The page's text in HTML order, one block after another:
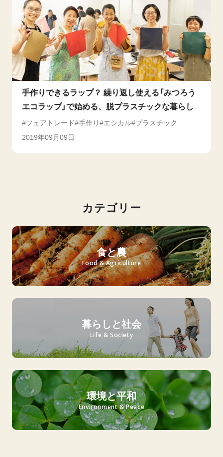
手作りできるラップ？ 繰り返し使える「みつろう
エコラップ」で始める、脱プラスチックな暮らし
フェアトレード 手作り エシカル プラスチック
2019年09月09日
カテゴリー
食と農
Food & Agriculture
暮らしと社会
Life & Society
環境と平和
Environment & Peace